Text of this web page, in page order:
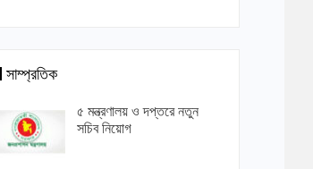
সাম্প্রতিক
৫ মন্ত্রণালয় ও দপ্তরে নতুন
সচিব নিয়োগ